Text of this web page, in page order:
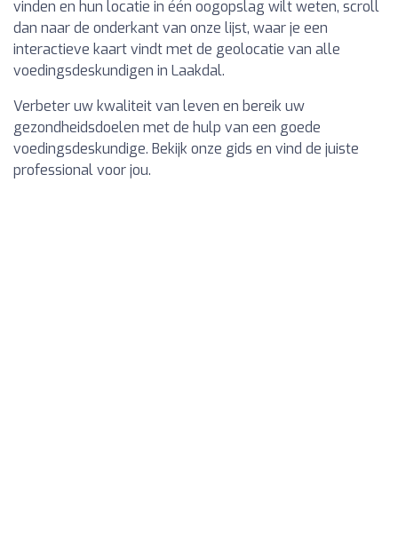
vinden en hun locatie in één oogopslag wilt weten, scroll
dan naar de onderkant van onze lijst, waar je een
interactieve kaart vindt met de geolocatie van alle
voedingsdeskundigen in Laakdal.
Verbeter uw kwaliteit van leven en bereik uw
gezondheidsdoelen met de hulp van een goede
voedingsdeskundige. Bekijk onze gids en vind de juiste
professional voor jou.